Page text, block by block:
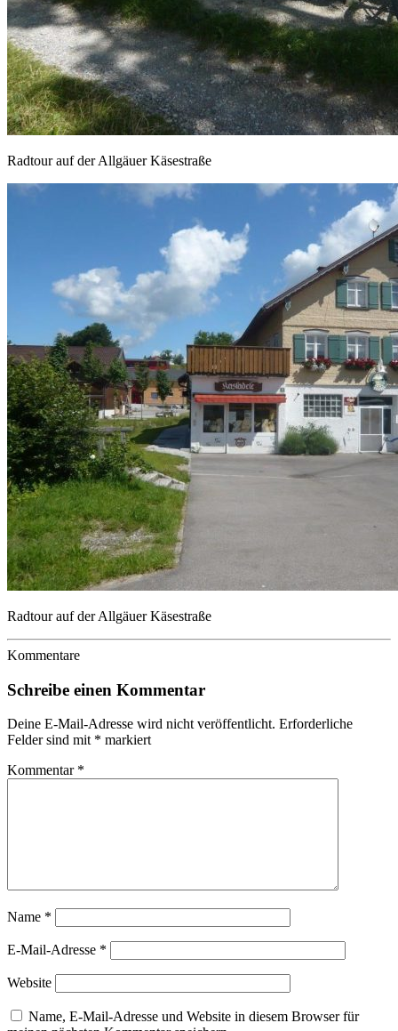
Radtour auf der Allgäuer Käsestraße
Radtour auf der Allgäuer Käsestraße
Kommentare
Schreibe einen Kommentar
Deine E-Mail-Adresse wird nicht veröffentlicht. Erforderliche
Felder sind mit * markiert
Kommentar *
Name *
E-Mail-Adresse *
Website
Name, E-Mail-Adresse und Website in diesem Browser für